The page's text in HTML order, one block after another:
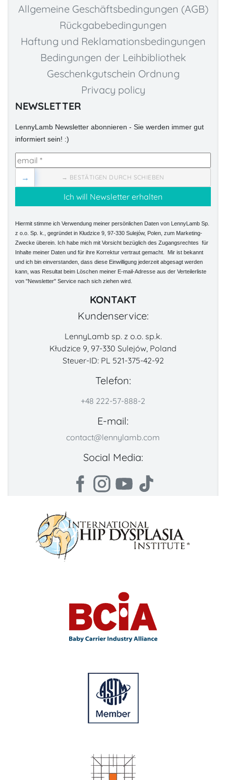
Allgemeine Geschäftsbedingungen (AGB)
Rückgabebedingungen
Haftung und Reklamationsbedingungen
Bedingungen der Leihbibliothek
Geschenkgutschein Ordnung
Privacy policy
NEWSLETTER
LennyLamb Newsletter abonnieren - Sie werden immer gut
informiert sein! :)
→ BESTÄTIGEN DURCH SCHIEBEN
→
Hiermit stimme ich Verwendung meiner persönlichen Daten von LennyLamb Sp.
z o.o. Sp. k., gegründet in Kłudzice 9, 97-330 Sulejów, Polen, zum Marketing-
Zwecke überein. Ich habe mich mit Vorsicht bezüglich des Zugangsrechtes für
Inhalte meiner Daten und für ihre Korrektur vertraut gemacht. Mir ist bekannt
und ich bin einverstanden, dass diese Einwilligung jederzeit abgesagt werden
kann, was Resultat beim Löschen meiner E-mail-Adresse aus der Verteilerliste
von "Newsletter" Service nach sich ziehen wird.
KONTAKT
Kundenservice:
LennyLamb sp. z o.o. sp.k.
Kłudzice 9, 97-330 Sulejów, Poland
Steuer-ID: PL 521-375-42-92
Telefon:
+48 222-57-888-2
E-mail:
contact@lennylamb.com
Social Media: